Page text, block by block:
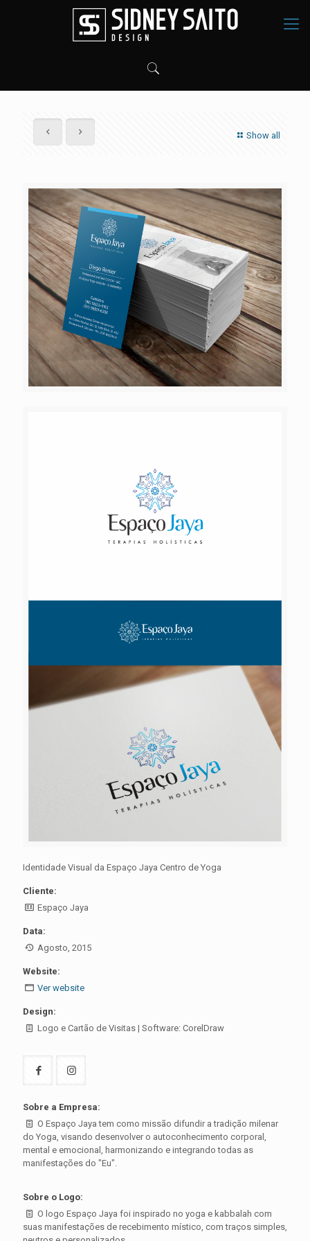
Show all
Identidade Visual da Espaço Jaya Centro de Yoga
Cliente:
Espaço Jaya
Data:
Agosto, 2015
Website:
Ver website
Design:
Logo e Cartão de Visitas | Software: CorelDraw
Sobre a Empresa:
O Espaço Jaya tem como missão difundir a tradição milenar
do Yoga, visando desenvolver o autoconhecimento corporal,
mental e emocional, harmonizando e integrando todas as
manifestações do "Eu".
Sobre o Logo:
O logo Espaço Jaya foi inspirado no yoga e kabbalah com
suas manifestações de recebimento místico, com traços simples,